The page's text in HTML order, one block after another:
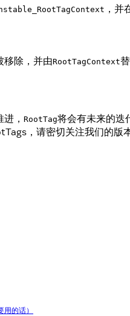
，
移除，并由RootTagContext
， RootTag将会有未来的迭
，请密切关注我们的版
的话）